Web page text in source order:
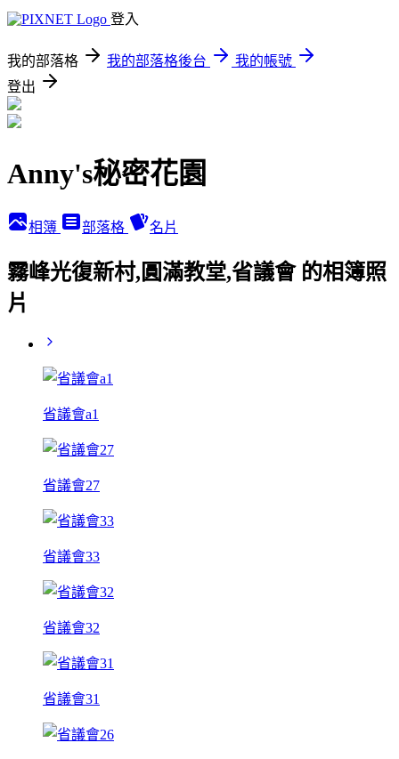
登入
我的部落格 我的部落格後台
我的帳號
登出
Anny's秘密花園
相簿 部落格 名片
霧峰光復新村,圓滿教堂,省議會 的相簿照
片
省議會a1
省議會27
省議會33
省議會32
省議會31